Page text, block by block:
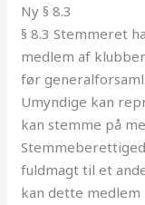
Ny § 8.3
§ 8.3 Stemmeret
medlem af
før
Umyndige kan
kan stemme på
fuldmagt til et
kan dette